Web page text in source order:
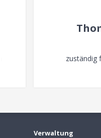
zuständig
Verwaltung